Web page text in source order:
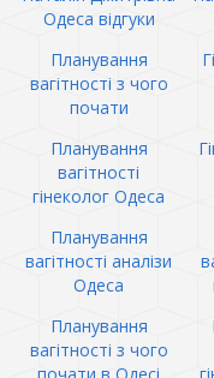
Одеса відгуки
Планування
вагітності з чого
почати
Планування
вагітності
гінеколог Одеса
Планування
вагітності аналізи
Одеса
Планування
вагітності з чого